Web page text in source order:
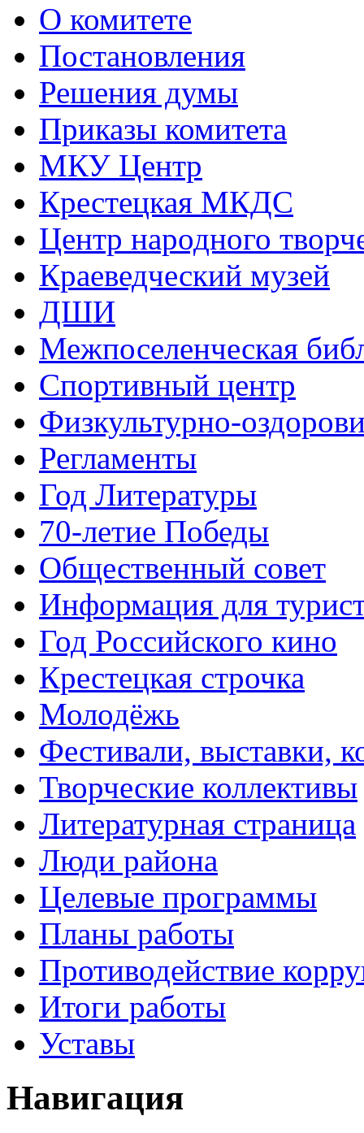
О комитете
Постановления
Решения думы
Приказы комитета
МКУ Центр
Крестецкая МКДС
Центр народного
Краеведческий музей
ДШИ
Межпоселенческая
Спортивный центр
Физкультурно-
Регламенты
Год Литературы
70-летие Победы
Общественный совет
Информация для
Год Российского кино
Крестецкая строчка
Молодёжь
Фестивали, выставки,
Творческие коллективы
Литературная страница
Люди района
Целевые программы
Планы работы
Противодействие
Итоги работы
Уставы
Навигация